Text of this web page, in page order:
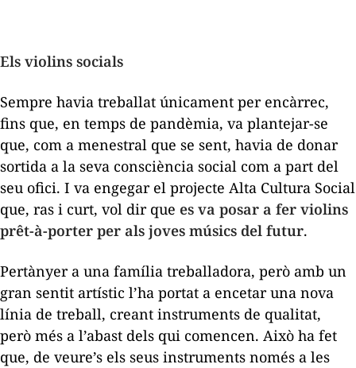
Els violins socials
Sempre havia treballat únicament per encàrrec,
fins que, en temps de pandèmia, va plantejar-se
que, com a menestral que se sent, havia de donar
sortida a la seva consciència social com a part del
seu ofici. I va engegar el projecte Alta Cultura Social
que, ras i curt, vol dir que es va posar a fer violins
prêt-à-porter per als joves músics del futur.
Pertànyer a una família treballadora, però amb un
gran sentit artístic l’ha portat a encetar una nova
línia de treball, creant instruments de qualitat,
però més a l’abast dels qui comencen. Això ha fet
que, de veure’s els seus instruments només a les